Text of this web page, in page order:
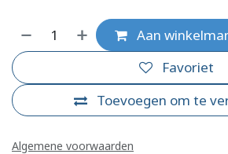
Aan
Toevoegen om te
Favoriet
Algemene voorwaarden